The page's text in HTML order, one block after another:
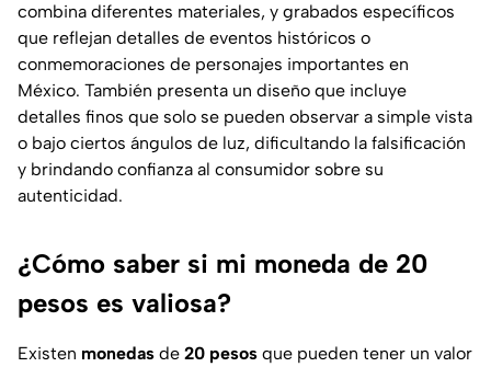
combina diferentes materiales, y grabados específicos
que reflejan detalles de eventos históricos o
conmemoraciones de personajes importantes en
México. También presenta un diseño que incluye
detalles finos que solo se pueden observar a simple vista
o bajo ciertos ángulos de luz, dificultando la falsificación
y brindando confianza al consumidor sobre su
autenticidad.
¿Cómo saber si mi moneda de 20
pesos es valiosa?
Existen monedas de 20 pesos que pueden tener un valor